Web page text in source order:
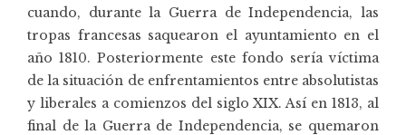
cuando, durante la Guerra de Independencia, las
tropas francesas saquearon el ayuntamiento en el
año 1810. Posteriormente este fondo sería víctima
de la situación de enfrentamientos entre absolutistas
y liberales a comienzos del siglo XIX. Así en 1813, al
final de la Guerra de Independencia, se quemaron